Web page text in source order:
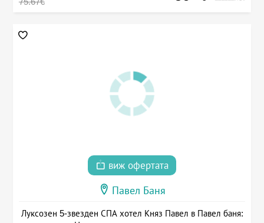
виж офертата
Павел Баня
Луксозен 5-звезден СПА хотел Княз Павел в Павел баня: